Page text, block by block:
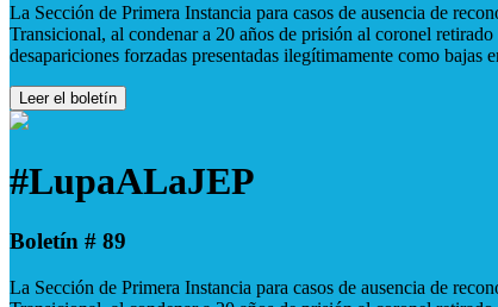
La Sección de Primera Instancia para casos de ausencia de
Transicional, al condenar a 20 años de prisión al coronel
desapariciones forzadas presentadas ilegítimamente como bajas
Leer el boletín
#LupaALaJEP
Boletín # 89
La Sección de Primera Instancia para casos de ausencia de